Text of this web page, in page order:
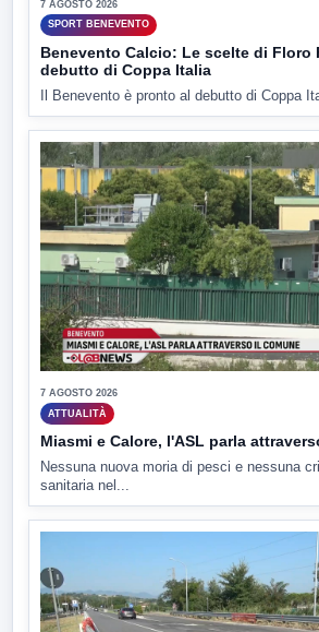
7 AGOSTO 2026
SPORT BENEVENTO
Benevento Calcio: Le scelte di Floro
debutto di Coppa Italia
Il Benevento è pronto al debutto di Coppa
7 AGOSTO 2026
ATTUALITÀ
Miasmi e Calore, l'ASL parla
Nessuna nuova moria di pesci e nessuna
sanitaria nel...